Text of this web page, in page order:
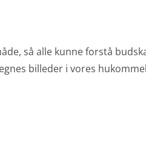
så alle kunne forstå
billeder i vores